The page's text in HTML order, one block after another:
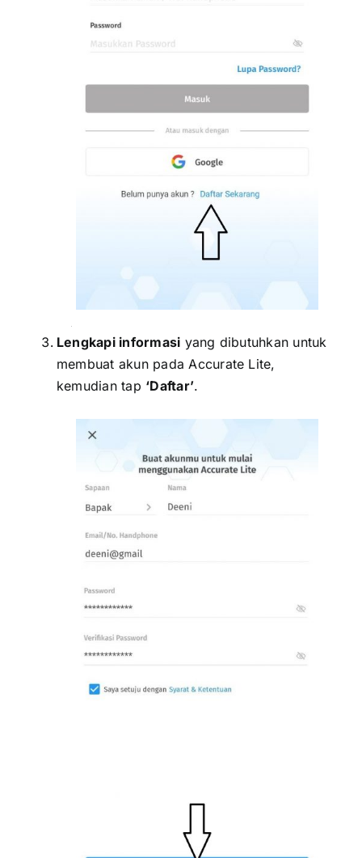
Lengkapi informasi yang dibutuhkan untuk
membuat akun pada Accurate Lite,
kemudian tap ‘Daftar’.